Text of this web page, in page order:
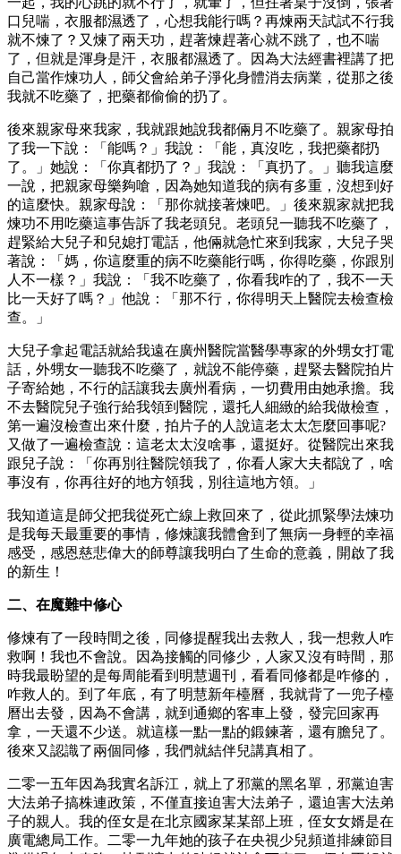
口兒喘，衣服都濕透了，心想我能行嗎？再煉兩天試試不行我
就不煉了？又煉了兩天功，趕著煉趕著心就不跳了，也不喘
了，但就是渾身是汗，衣服都濕透了。因為大法經書裡講了把
自己當作煉功人，師父會給弟子淨化身體消去病業，從那之後
我就不吃藥了，把藥都偷偷的扔了。
後來親家母來我家，我就跟她說我都倆月不吃藥了。親家母拍
了我一下說：「能嗎？」我說：「能，真沒吃，我把藥都扔
了。」她說：「你真都扔了？」我說：「真扔了。」聽我這麼
一說，把親家母樂夠嗆，因為她知道我的病有多重，沒想到好
的這麼快。親家母說：「那你就接著煉吧。」後來親家就把我
煉功不用吃藥這事告訴了我老頭兒。老頭兒一聽我不吃藥了，
趕緊給大兒子和兒媳打電話，他倆就急忙來到我家，大兒子哭
著說：「媽，你這麼重的病不吃藥能行嗎，你得吃藥，你跟別
人不一樣？」我說：「我不吃藥了，你看我咋的了，我不一天
比一天好了嗎？」他說：「那不行，你得明天上醫院去檢查檢
查。」
大兒子拿起電話就給我遠在廣州醫院當醫學專家的外甥女打電
話，外甥女一聽我不吃藥了，就說不能停藥，趕緊去醫院拍片
子寄給她，不行的話讓我去廣州看病，一切費用由她承擔。我
不去醫院兒子強行給我領到醫院，還托人細緻的給我做檢查，
第一遍沒檢查出來什麼，拍片子的人說這老太太怎麼回事呢?
又做了一遍檢查說：這老太太沒啥事，還挺好。從醫院出來我
跟兒子說：「你再別往醫院領我了，你看人家大夫都說了，啥
事沒有，你再往好的地方領我，別往這地方領。」
我知道這是師父把我從死亡線上救回來了，從此抓緊學法煉功
是我每天最重要的事情，修煉讓我體會到了無病一身輕的幸福
感受，感恩慈悲偉大的師尊讓我明白了生命的意義，開啟了我
的新生！
二、在魔難中修心
修煉有了一段時間之後，同修提醒我出去救人，我一想救人咋
救啊！我也不會說。因為接觸的同修少，人家又沒有時間，那
時我最盼望的是每周能看到明慧週刊，看看同修都是咋修的，
咋救人的。到了年底，有了明慧新年檯曆，我就背了一兜子檯
曆出去發，因為不會講，就到通鄉的客車上發，發完回家再
拿，一天還不少送。就這樣一點一點的鍛鍊著，還有膽兒了。
後來又認識了兩個同修，我們就結伴兒講真相了。
二零一五年因為我實名訴江，就上了邪黨的黑名單，邪黨迫害
大法弟子搞株連政策，不僅直接迫害大法弟子，還迫害大法弟
子的親人。我的侄女是在北京國家某某部上班，侄女女婿是在
廣電總局工作。二零一九年她的孩子在央視少兒頻道排練節目